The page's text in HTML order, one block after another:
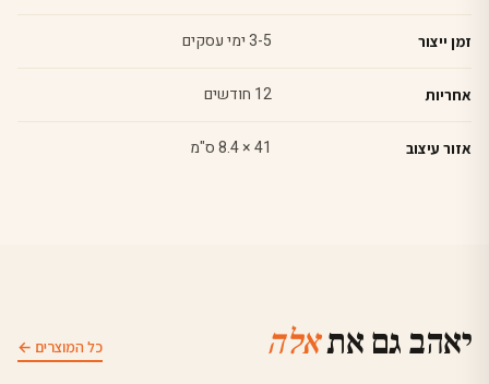
זמן ייצור 3-5 ימי עסקים
אחריות 12 חודשים
אזור עיצוב 41 × 8.4 ס"מ
יאהב גם אתאלה כל המוצרים ←